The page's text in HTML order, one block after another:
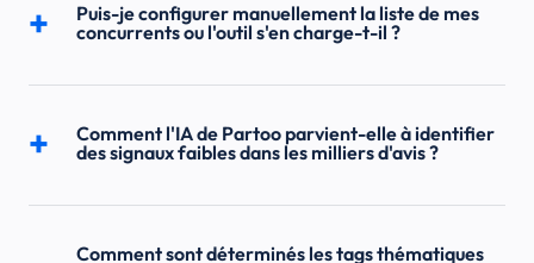
Puis-je configurer manuellement la liste de mes
concurrents ou l'outil s'en charge-t-il ?
Comment l'IA de Partoo parvient-elle à identifier
des signaux faibles dans les milliers d'avis ?
Comment sont déterminés les tags thématiques